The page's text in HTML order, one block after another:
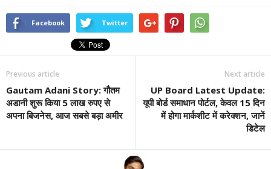
Facebook Twitter
Previous article
Gautam Adani Story: गौतम
अडानी शुरू किया 5 लाख रुपए से
अपना बिजनेस, आज सबसे बड़ा अमीर
Next article
UP Board Latest Update:
यूपी बोर्ड समाधान पोर्टल, केवल 15 दिन
में होगा मार्कशीट में करेक्शन, जानें
डिटेल